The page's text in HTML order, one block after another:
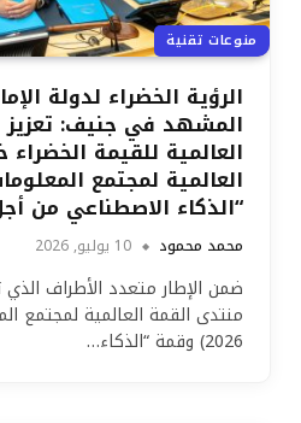
منوعات تقنية
الرؤية الخضراء لدولة
المشهد في جنيف: تعزيز
العالمية للقيمة
“الذكاء الاصطناعي من أجل
محمد محمود 10 يوليو, 2026
ضمن الإطار متعدد الأطراف
2026) وقمة “الذكاء…